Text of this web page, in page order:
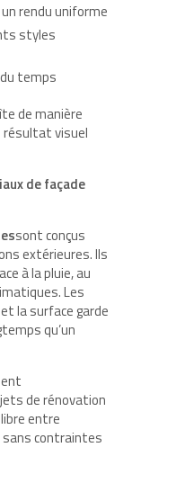
rendu uniforme
styles
temps
de manière
résultat visuel
de façade
sont conçus
extérieures. Ils
à la pluie, au
Les
la surface garde
qu’un
de rénovation
entre
contraintes